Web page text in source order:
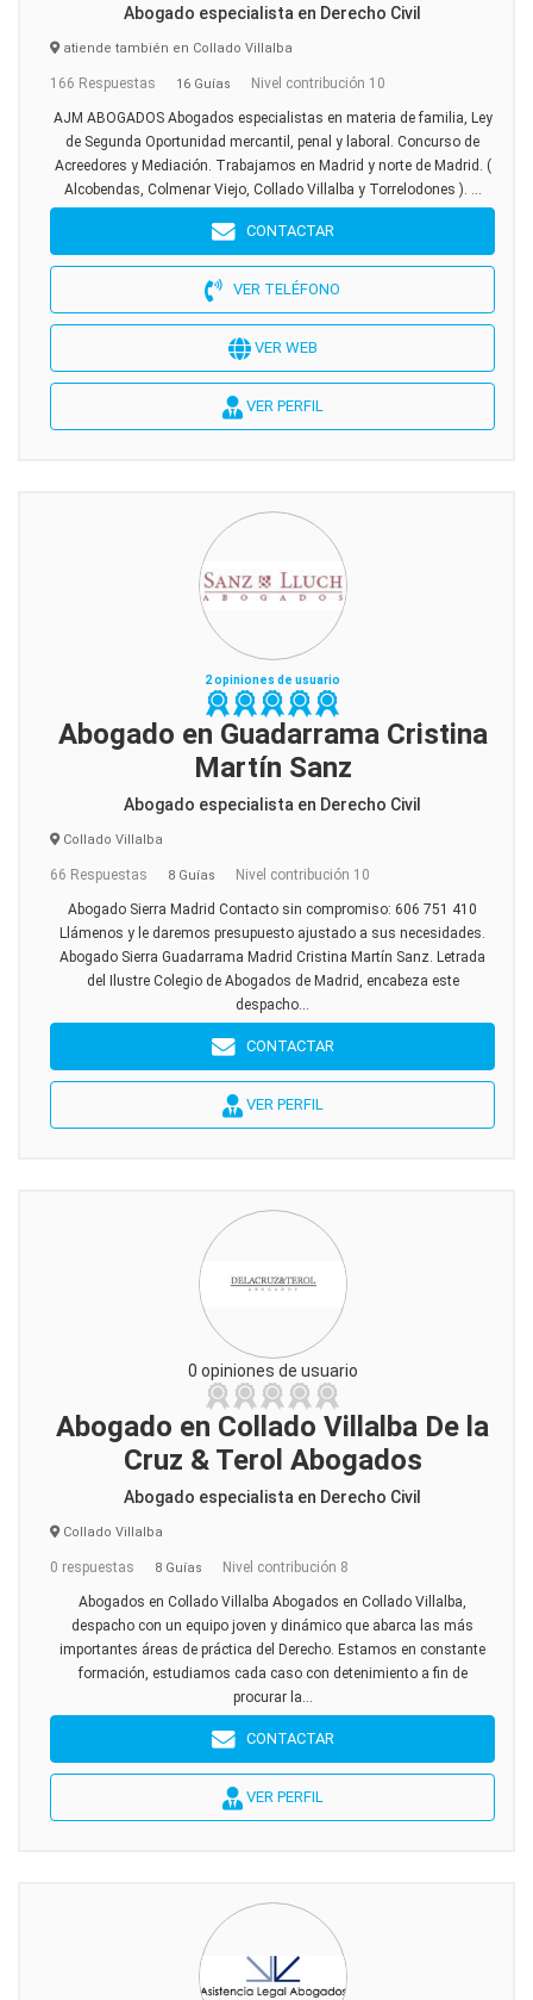
Abogado especialista en Derecho Civil
atiende también en Collado Villalba
166 Respuestas 16 Guías Nivel contribución 10
AJM ABOGADOS Abogados especialistas en materia de familia, Ley
de Segunda Oportunidad mercantil, penal y laboral. Concurso de
Acreedores y Mediación. Trabajamos en Madrid y norte de Madrid. (
Alcobendas, Colmenar Viejo, Collado Villalba y Torrelodones ). ...
CONTACTAR
VER TELÉFONO
VER WEB
VER PERFIL
2 opiniones de usuario
Abogado en Guadarrama Cristina
Martín Sanz
Abogado especialista en Derecho Civil
Collado Villalba
66 Respuestas 8 Guías Nivel contribución 10
Abogado Sierra Madrid Contacto sin compromiso: 606 751 410
Llámenos y le daremos presupuesto ajustado a sus necesidades.
Abogado Sierra Guadarrama Madrid Cristina Martín Sanz. Letrada
del Ilustre Colegio de Abogados de Madrid, encabeza este
despacho...
CONTACTAR
VER PERFIL
0 opiniones de usuario
Abogado en Collado Villalba De la
Cruz & Terol Abogados
Abogado especialista en Derecho Civil
Collado Villalba
0 respuestas 8 Guías Nivel contribución 8
Abogados en Collado Villalba Abogados en Collado Villalba,
despacho con un equipo joven y dinámico que abarca las más
importantes áreas de práctica del Derecho. Estamos en constante
formación, estudiamos cada caso con detenimiento a fin de
procurar la...
CONTACTAR
VER PERFIL